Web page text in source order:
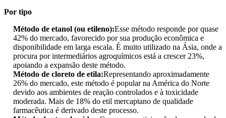
Por tipo
Método de etanol (ou etileno):Esse método responde por quase
42% do mercado, favorecido por sua produção econômica e
disponibilidade em larga escala. É muito utilizado na Ásia, onde a
procura por intermediários agroquímicos está a crescer 23%,
apoiando a expansão deste método.
Método de cloreto de etila:Representando aproximadamente
26% do mercado, este método é popular na América do Norte
devido aos ambientes de reação controlados e à toxicidade
moderada. Mais de 18% do etil mercaptano de qualidade
farmacêutica é derivado deste processo.